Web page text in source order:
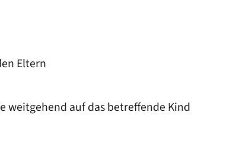
Eltern
weitgehend auf das betreffende Kind